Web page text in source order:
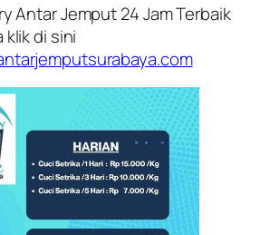
Antar Jemput 24 Jam Terbaik
klik di sini